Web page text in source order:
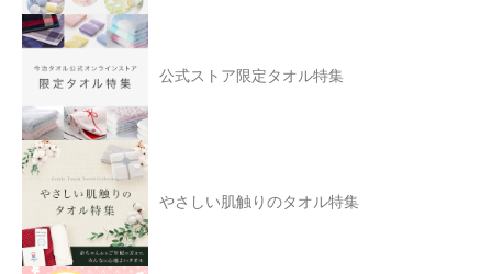
公式ストア限定タオル特集
やさしい肌触りのタオル特集